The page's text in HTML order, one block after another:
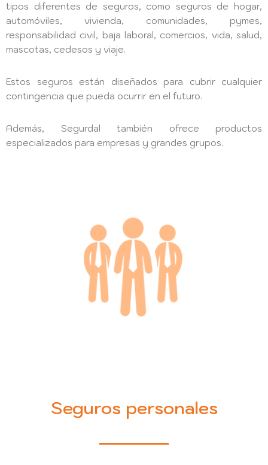
tipos diferentes de seguros, como seguros de hogar,
automóviles, vivienda, comunidades, pymes,
responsabilidad civil, baja laboral, comercios, vida, salud,
mascotas, cedesos y viaje.
Estos seguros están diseñados para cubrir cualquier
contingencia que pueda ocurrir en el futuro.
Además, Segurdal también ofrece productos
especializados para empresas y grandes grupos.
Seguros personales